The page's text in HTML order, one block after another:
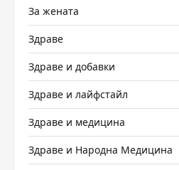
За жената
Здраве
Здраве и добавки
Здраве и лайфстайл
Здраве и медицина
Здраве и Народна Медицина